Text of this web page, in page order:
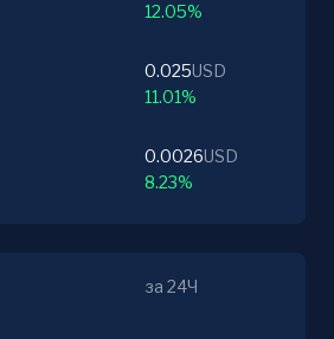
12.05%
0.025USD
11.01%
0.0026USD
8.23%
за 24Ч